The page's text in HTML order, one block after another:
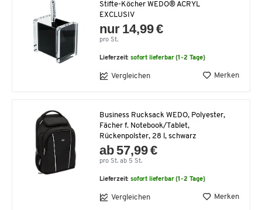
Stifte-Köcher WEDO® ACRYL
EXCLUSIV
nur 14,99 €
pro St.
Lieferzeit:sofort lieferbar (1-2 Tage)
Vergleichen Merken
Business Rucksack WEDO, Polyester,
Fächer f. Notebook/Tablet,
Rückenpolster, 28 l, schwarz
ab 57,99 €
pro St. ab 5 St.
Lieferzeit:sofort lieferbar (1-2 Tage)
Vergleichen Merken